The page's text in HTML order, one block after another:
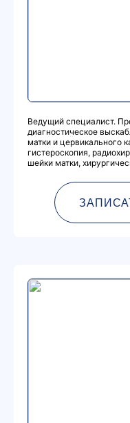
Ведущий специалист.
диагностическое
матки и цервикального
гистероскопия,
шейки матки,